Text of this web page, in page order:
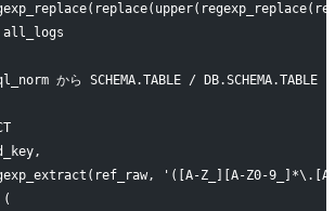
から SCHEMA.TABLE / DB.SCHEMA.TABLE を
'([A-Z_][A-Z0-